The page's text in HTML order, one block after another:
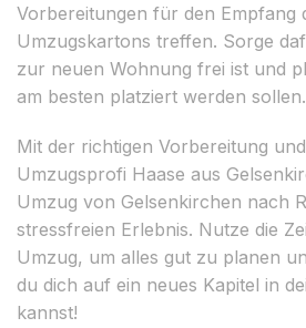
Vorbereitungen für den Empfang
Umzugskartons treffen. Sorge
zur neuen Wohnung frei ist und
am besten platziert werden sollen.
Mit der richtigen Vorbereitung
Umzugsprofi Haase aus
Umzug von Gelsenkirchen nach
stressfreien Erlebnis. Nutze die
Umzug, um alles gut zu planen
du dich auf ein neues Kapitel in
kannst!